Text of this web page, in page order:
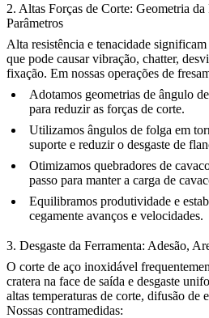
2. Altas Forças de Corte: Geometria
Parâmetros
Alta resistência e tenacidade
que pode causar vibração, chatter,
fixação. Em nossas operações de
Adotamos geometrias de ângulo
para reduzir as forças de corte.
Utilizamos ângulos de folga em
suporte e reduzir o desgaste de
Otimizamos quebradores de
passo para manter a carga de
Equilibramos produtividade e
cegamente avanços e velocidades.
3. Desgaste da Ferramenta: Adesão,
O corte de aço inoxidável
cratera na face de saída e desgaste
altas temperaturas de corte, difusão de
Nossas contramedidas: